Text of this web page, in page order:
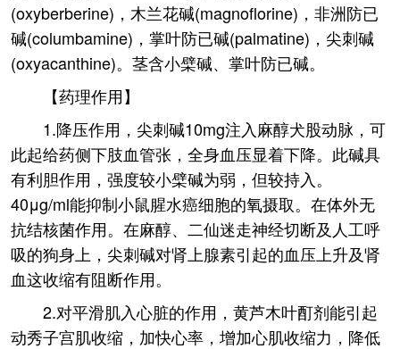
(oxyberberine)，木兰花碱(magnoflorine)，非洲防已
碱(columbamine)，掌叶防已碱(palmatine)，尖刺碱
(oxyacanthine)。茎含小檗碱、掌叶防已碱。
【药理作用】
1.降压作用，尖刺碱10mg注入麻醇犬股动脉，可
此起给药侧下肢血管张，全身血压显着下降。此碱具
有利胆作用，强度较小檗碱为弱，但较持入。
40μg/ml能抑制小鼠腥水癌细胞的氧摄取。在体外无
抗结核菌作用。在麻醇、二仙迷走神经切断及人工呼
吸的狗身上，尖刺碱对肾上腺素引起的血压上升及肾
血这收缩有阻断作用。
2.对平滑肌入心脏的作用，黄芦木叶酊剂能引起
动秀子宫肌收缩，加快心率，增加心肌收缩力，降低